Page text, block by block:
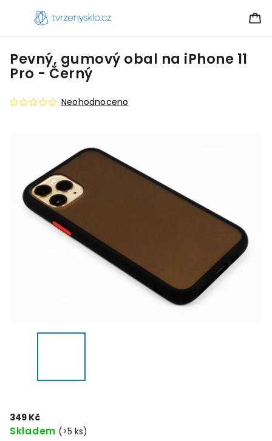
Pevný, gumový obal na iPhone 11
Pro - Černý
Neohodnoceno
349 Kč
Skladem (>5 ks)